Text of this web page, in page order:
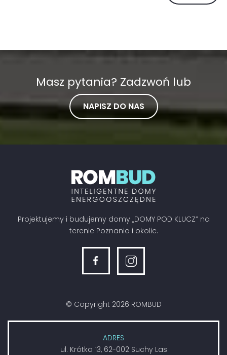
Masz pytania? Zadzwoń lub
NAPISZ DO NAS
Projektujemy i budujemy domy „DOMY POD KLUCZ” na
terenie Poznania i okolic.
© Copyright 2026 ROMBUD
ADRES
ul. Krótka 13, 62-002 Suchy Las